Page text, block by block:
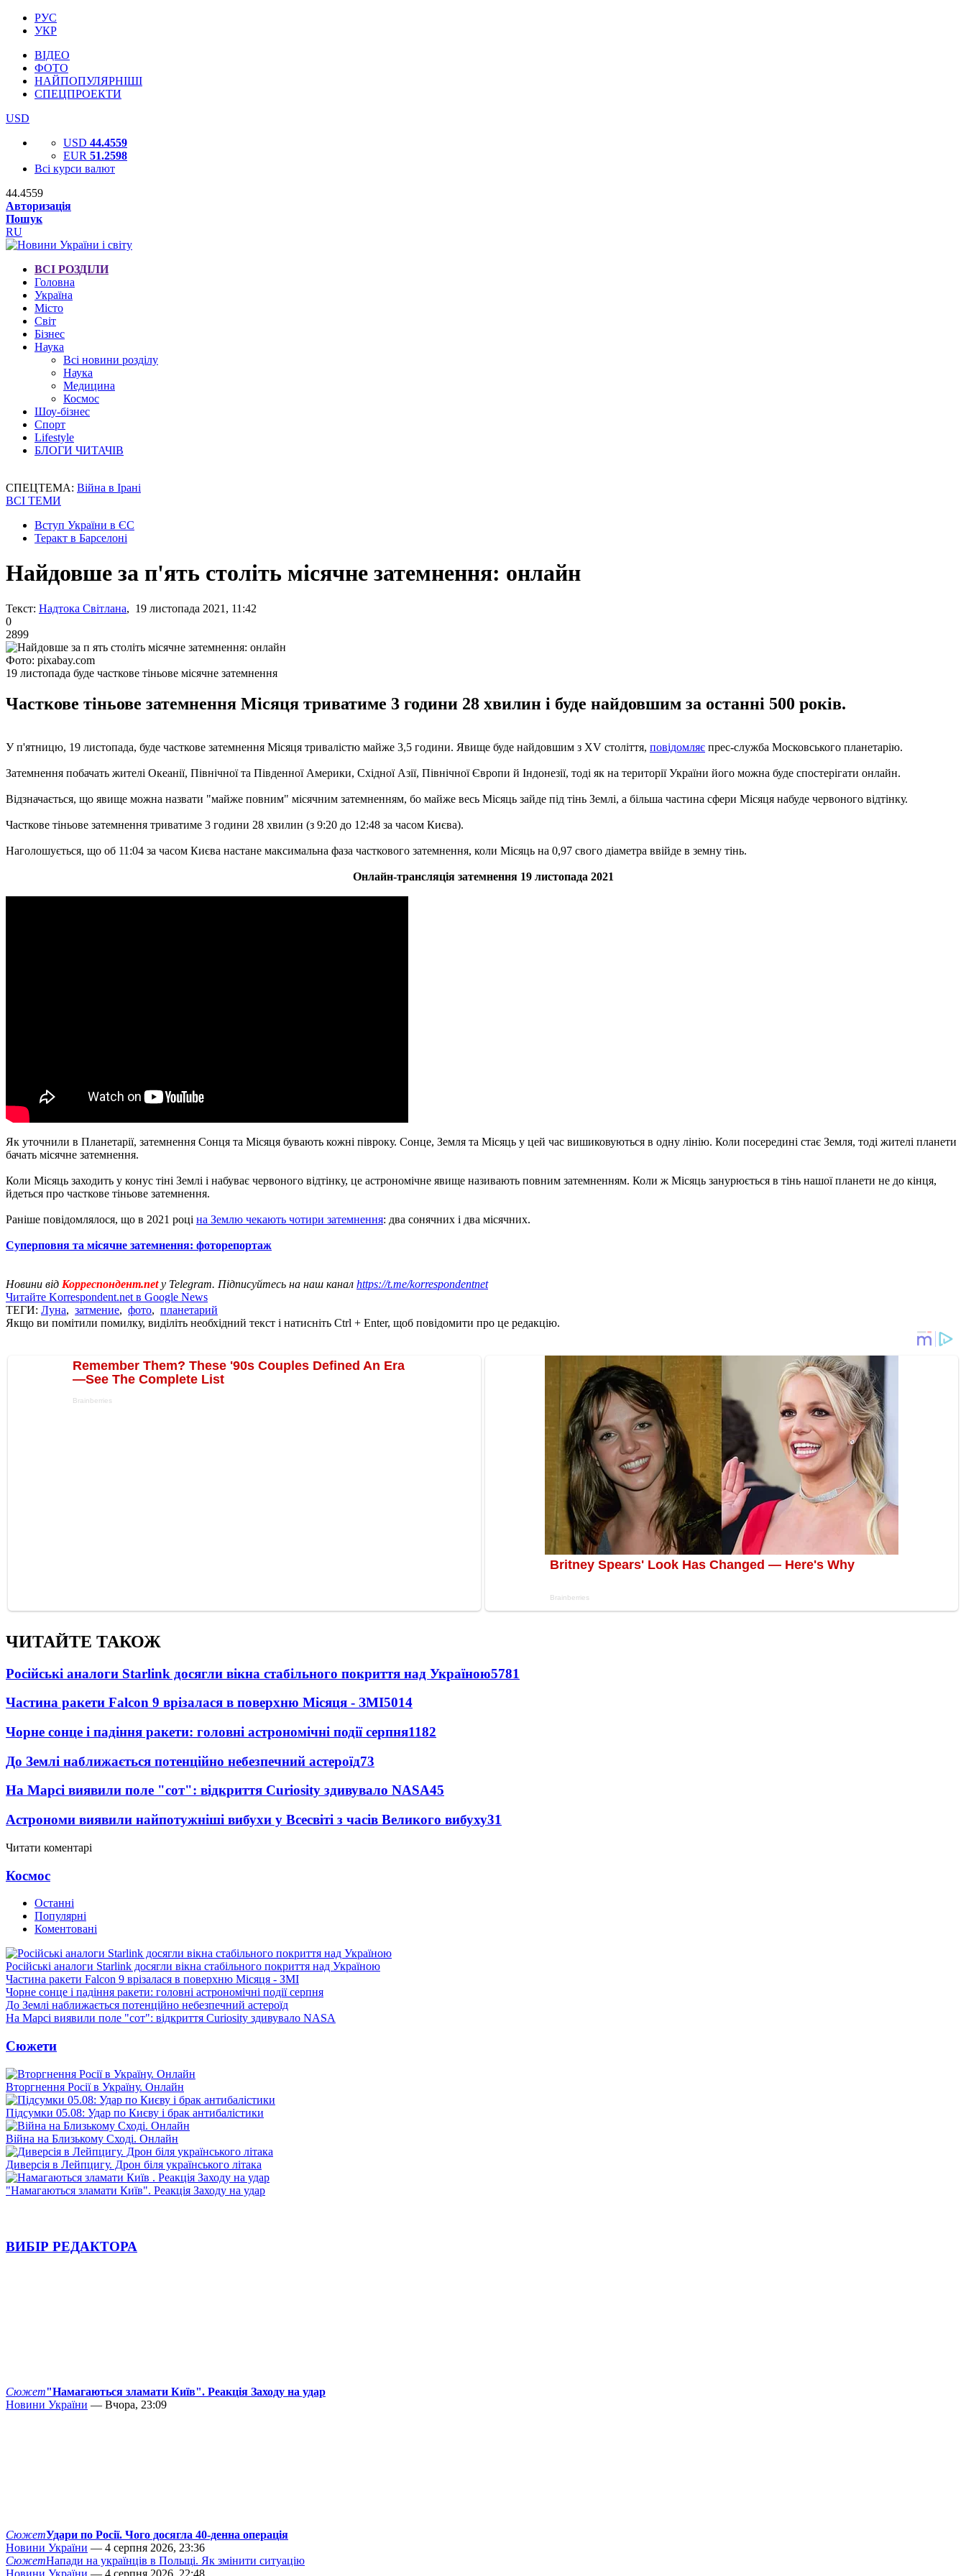
РУС
УКР
ВІДЕО
ФОТО
НАЙПОПУЛЯРНІШІ
СПЕЦПРОЕКТИ
USD
USD 44.4559
EUR 51.2598
Всі курси валют
44.4559
Авторизація
Пошук
RU
ВСІ РОЗДІЛИ
Головна
Україна
Місто
Світ
Бізнес
Наука
Всі новини розділу
Наука
Медицина
Космос
Шоу-бізнес
Спорт
Lifestyle
БЛОГИ ЧИТАЧІВ
СПЕЦТЕМА: Війна в Ірані
ВСІ ТЕМИ
Вступ України в ЄС
Теракт в Барселоні
Найдовше за п'ять століть місячне затемнення: онлайн
Текст: Надтока Світлана, 19 листопада 2021, 11:42
0
2899
Фото: pixabay.com
19 листопада буде часткове тіньове місячне затемнення
Часткове тіньове затемнення Місяця триватиме 3 години 28 хвилин і буде найдовшим за останні 500 років.
У п'ятницю, 19 листопада, буде часткове затемнення Місяця тривалістю майже 3,5 години. Явище буде найдовшим з XV століття, повідомляє прес-служба Московського планетарію.
Затемнення побачать жителі Океанії, Північної та Південної Америки, Східної Азії, Північної Європи й Індонезії, тоді як на території України його можна буде спостерігати онлайн.
Відзначається, що явище можна назвати "майже повним" місячним затемненням, бо майже весь Місяць зайде під тінь Землі, а більша частина сфери Місяця набуде червоного відтінку.
Часткове тіньове затемнення триватиме 3 години 28 хвилин (з 9:20 до 12:48 за часом Києва).
Наголошується, що об 11:04 за часом Києва настане максимальна фаза часткового затемнення, коли Місяць на 0,97 свого діаметра ввійде в земну тінь.
Онлайн-трансляція затемнення 19 листопада 2021
Як уточнили в Планетарії, затемнення Сонця та Місяця бувають кожні півроку. Сонце, Земля та Місяць у цей час вишиковуються в одну лінію. Коли посередині стає Земля, тоді жителі планети
бачать місячне затемнення.
Коли Місяць заходить у конус тіні Землі і набуває червоного відтінку, це астрономічне явище називають повним затемненням. Коли ж Місяць занурюється в тінь нашої планети не до кінця,
йдеться про часткове тіньове затемнення.
Раніше повідомлялося, що в 2021 році на Землю чекають чотири затемнення: два сонячних і два місячних.
Суперповня та місячне затемнення: фоторепортаж
Новини від Корреспондент.netу Telegram. Підписуйтесь на наш канал https://t.me/korrespondentnet
Читайте Korrespondent.net в Google News
ТЕГИ: Луна, затмение, фото, планетарий
Якщо ви помітили помилку, виділіть необхідний текст і натисніть Ctrl + Enter, щоб повідомити про це редакцію.
ЧИТАЙТЕ ТАКОЖ
Російські аналоги Starlink досягли вікна стабільного покриття над Україною5781
Частина ракети Falcon 9 врізалася в поверхню Місяця - ЗМІ5014
Чорне сонце і падіння ракети: головні астрономічні події серпня1182
До Землі наближається потенційно небезпечний астероїд73
На Марсі виявили поле "сот": відкриття Curiosity здивувало NASA45
Астрономи виявили найпотужніші вибухи у Всесвіті з часів Великого вибуху31
Читати коментарі
Космос
Останні
Популярні
Коментовані
Російські аналоги Starlink досягли вікна стабільного покриття над Україною
Частина ракети Falcon 9 врізалася в поверхню Місяця - ЗМІ
Чорне сонце і падіння ракети: головні астрономічні події серпня
До Землі наближається потенційно небезпечний астероїд
На Марсі виявили поле "сот": відкриття Curiosity здивувало NASA
Сюжети
Вторгнення Росії в Україну. Онлайн
Підсумки 05.08: Удар по Києву і брак антибалістики
Війна на Близькому Сході. Онлайн
Диверсія в Лейпцигу. Дрон біля українського літака
"Намагаються зламати Київ". Реакція Заходу на удар
ВИБІР РЕДАКТОРА
Сюжет"Намагаються зламати Київ". Реакція Заходу на удар
Новини України — Вчора, 23:09
СюжетУдари по Росії. Чого досягла 40-денна операція
Новини України — 4 серпня 2026, 23:36
СюжетНапади на українців в Польщі. Як змінити ситуацію